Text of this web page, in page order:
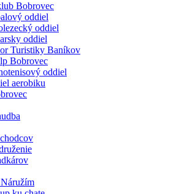
Bobrovec
oddiel
oddiel
oddiel
Turistiky Baníkov
Bobrovec
oddiel
aerobiku